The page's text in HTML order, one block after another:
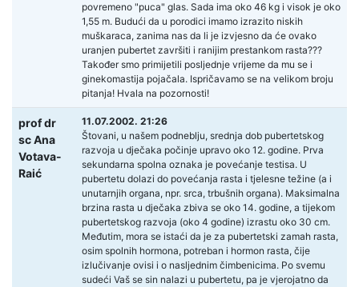
povremeno "puca" glas. Sada ima oko 46 kg i visok je oko
1,55 m. Budući da u porodici imamo izrazito niskih
muškaraca, zanima nas da li je izvjesno da će ovako
uranjen pubertet završiti i ranijim prestankom rasta???
Također smo primijetili posljednje vrijeme da mu se i
ginekomastija pojačala. Ispričavamo se na velikom broju
pitanja! Hvala na pozornosti!
prof dr
sc Ana
Votava-
Raić
11.07.2002. 21:26
Štovani, u našem podneblju, srednja dob pubertetskog
razvoja u dječaka počinje upravo oko 12. godine. Prva
sekundarna spolna oznaka je povećanje testisa. U
pubertetu dolazi do povećanja rasta i tjelesne težine (a i
unutarnjih organa, npr. srca, trbušnih organa). Maksimalna
brzina rasta u dječaka zbiva se oko 14. godine, a tijekom
pubertetskog razvoja (oko 4 godine) izrastu oko 30 cm.
Međutim, mora se istaći da je za pubertetski zamah rasta,
osim spolnih hormona, potreban i hormon rasta, čije
izlučivanje ovisi i o nasljednim čimbenicima. Po svemu
sudeći Vaš se sin nalazi u pubertetu, pa je vjerojatno da